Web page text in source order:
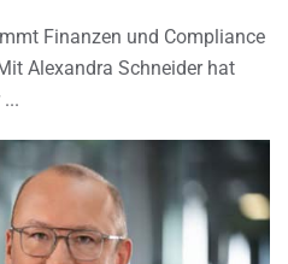
Finanzen und Compliance
Alexandra Schneider hat